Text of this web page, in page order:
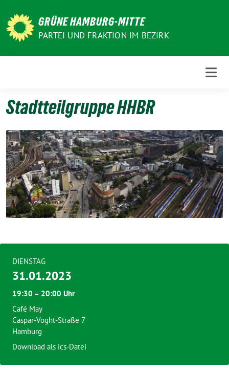
zum
Inhalt
GRÜNE HAMBURG-MITTE
PARTEI UND FRAKTION IM BEZIRK
Stadtteilgruppe HHBR
DIENSTAG
31.01.2023
19:30 – 20:00 Uhr
Café May
Caspar-Voght-Straße 7
Hamburg
Download als ics-Datei